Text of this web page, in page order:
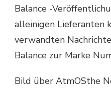
Balance -
alleinigen Lieferanten
verwandten
Balance zur Marke
Bild über AtmOSthe